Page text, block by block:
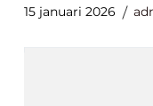
15 januari 2026